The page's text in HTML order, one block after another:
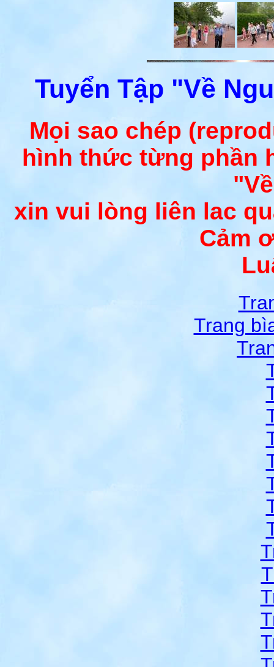
Tuyển Tập "Về
Mọi sao chép
hình thức từng phần
xin vui lòng liên lac
Cảm
Trang